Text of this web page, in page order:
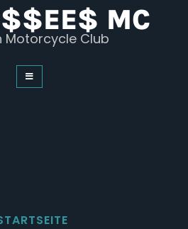
MC
Motorcycle Club